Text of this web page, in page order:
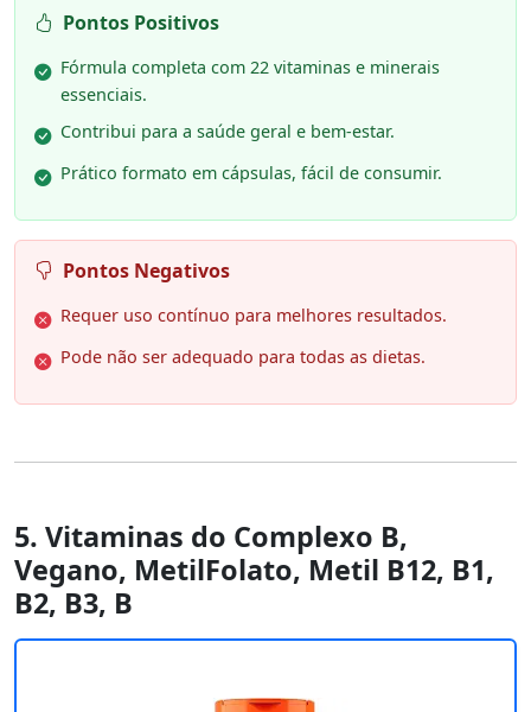
Pontos Positivos
Fórmula completa com 22 vitaminas e minerais
essenciais.
Contribui para a saúde geral e bem-estar.
Prático formato em cápsulas, fácil de consumir.
Pontos Negativos
Requer uso contínuo para melhores resultados.
Pode não ser adequado para todas as dietas.
5. Vitaminas do Complexo B,
Vegano, MetilFolato, Metil B12, B1,
B2, B3, B